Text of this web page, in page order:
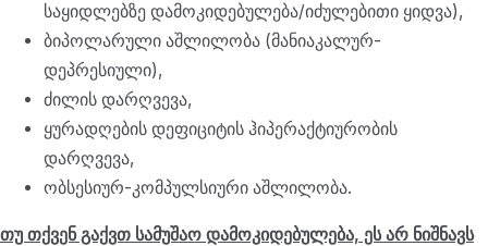
საყიდლებზე დამოკიდებულება/იძულებითი ყიდვა),
ბიპოლარული აშლილობა (მანიაკალურ-
დეპრესიული),
ძილის დარღვევა,
ყურადღების დეფიციტის ჰიპერაქტიურობის
დარღვევა,
ობსესიურ-კომპულსიური აშლილობა.
თუ თქვენ გაქვთ სამუშაო დამოკიდებულება, ეს არ ნიშნავს